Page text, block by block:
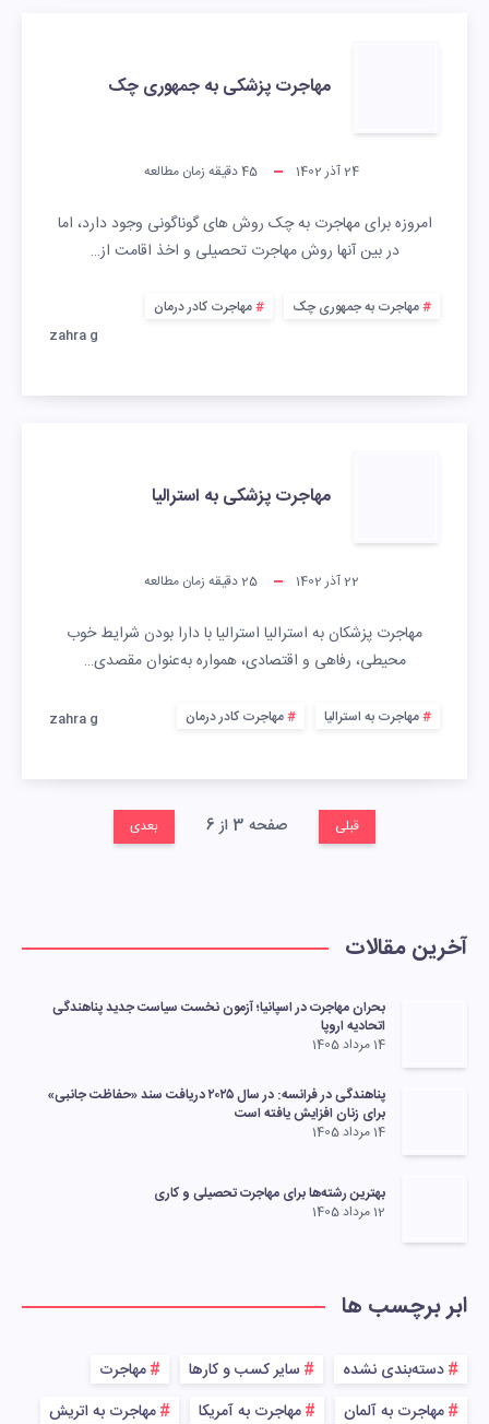
مهاجرت پزشکی به جمهوری چک
24 آذر 1402 45دقیقه زمان مطالعه
امروزه برای مهاجرت به چک روش های گوناگونی وجود دارد، اما
در بین آنها روش مهاجرت تحصیلی و اخذ اقامت از…
مهاجرت به جمهوری چک
مهاجرت کادر درمان
zahra g
مهاجرت پزشکی به استرالیا
22 آذر 1402 25دقیقه زمان مطالعه
مهاجرت پزشکان به استرالیا استرالیا با دارا بودن شرایط خوب
محیطی، رفاهی و اقتصادی، همواره به‌عنوان مقصدی…
مهاجرت به استرالیا مهاجرت کادر درمان zahra g
قبلی صفحه 3 از 6 بعدی
آخرین مقالات
بحران مهاجرت در اسپانیا؛ آزمون نخست سیاست جدید پناهندگی
اتحادیه اروپا
14 مرداد 1405
پناهندگی در فرانسه: در سال ۲۰۲۵ دریافت سند «حفاظت جانبی»
برای زنان افزایش یافته است
14 مرداد 1405
بهترین رشته‌ها برای مهاجرت تحصیلی و کاری
12 مرداد 1405
ابر برچسب ها
دسته‌بندی نشده سایر کسب و کارها
مهاجرت
مهاجرت به آلمان
مهاجرت به آمریکا
مهاجرت به اتریش